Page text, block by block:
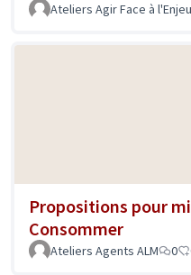
Ateliers Agir Face à
Propositions pour
Consommer
Ateliers Agents ALM 0